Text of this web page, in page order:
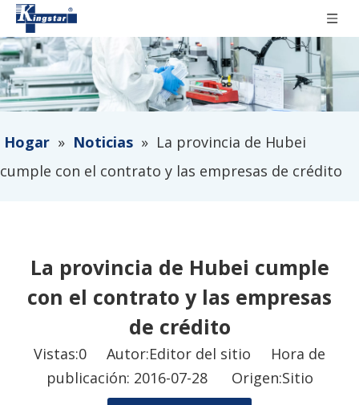
Hogar » Noticias » La provincia de Hubei
cumple con el contrato y las empresas de crédito
La provincia de Hubei cumple
con el contrato y las empresas
de crédito
Vistas:0 Autor:Editor del sitio Hora de
publicación: 2016-07-28 Origen:Sitio